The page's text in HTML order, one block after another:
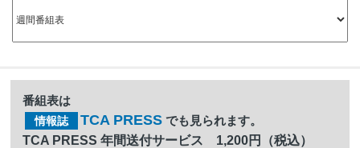
番組表は
情報誌 TCA PRESS でも見られます。
TCA PRESS 年間送付サービス 1,200円（税込）